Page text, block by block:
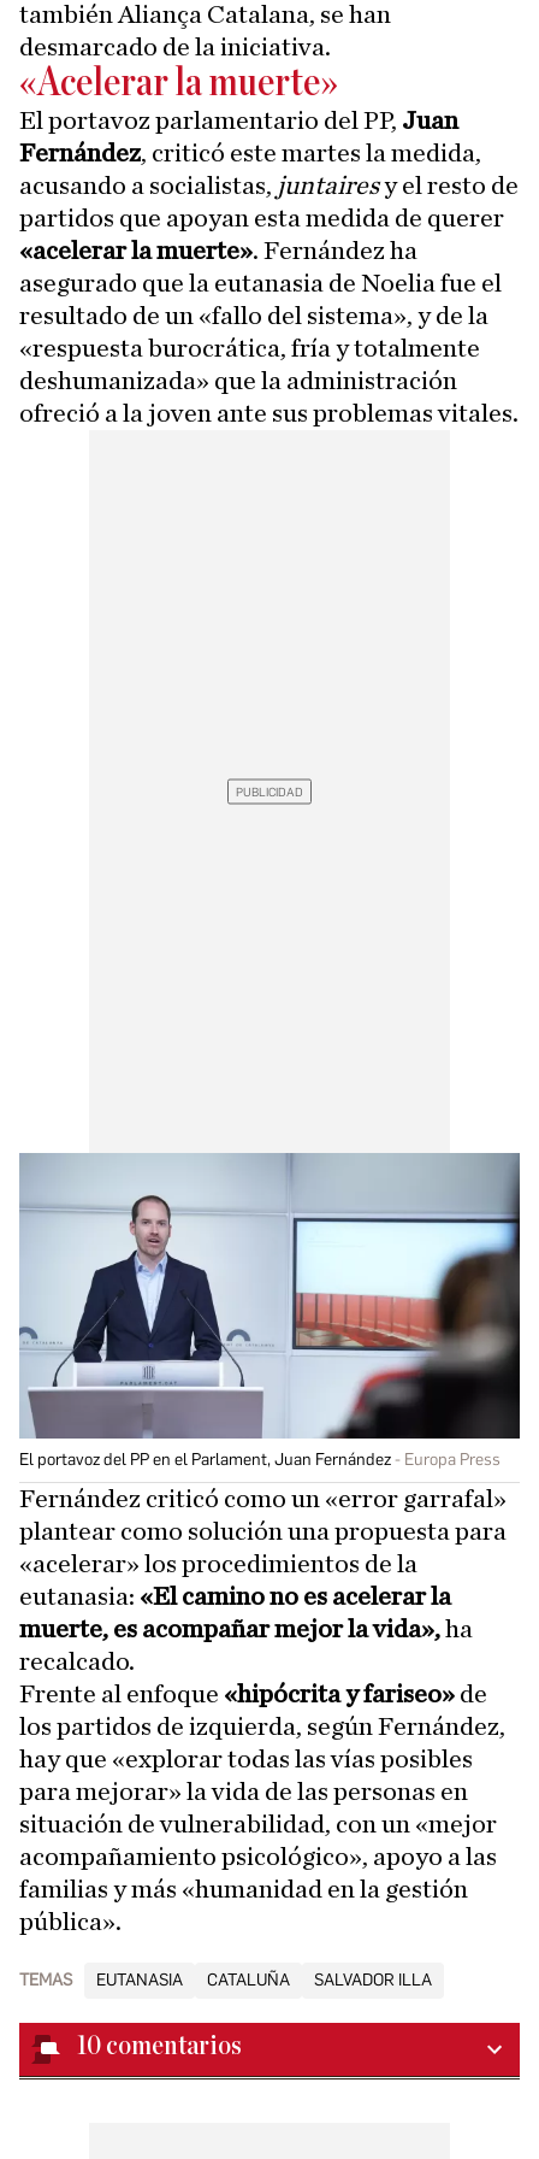
también Aliança Catalana, se han
desmarcado de la iniciativa.
«Acelerar la muerte»
El portavoz parlamentario del PP, Juan
Fernández, criticó este martes la medida,
acusando a socialistas, juntairesy el resto de
partidos que apoyan esta medida de querer
«acelerar la muerte». Fernández ha
asegurado que la eutanasia de Noelia fue el
resultado de un «fallo del sistema», y de la
«respuesta burocrática, fría y totalmente
deshumanizada» que la administración
ofreció a la joven ante sus problemas vitales.
El portavoz del PP en el Parlament, Juan Fernández Europa Press
Fernández criticó como un «error garrafal»
plantear como solución una propuesta para
«acelerar» los procedimientos de la
eutanasia: «El camino no es acelerar la
muerte, es acompañar mejor la vida»,ha
recalcado.
Frente al enfoque «hipócrita y fariseo» de
los partidos de izquierda, según Fernández,
hay que «explorar todas las vías posibles
para mejorar» la vida de las personas en
situación de vulnerabilidad, con un «mejor
acompañamiento psicológico», apoyo a las
familias y más «humanidad en la gestión
pública».
TEMAS EUTANASIA CATALUÑA SALVADOR ILLA
10 comentarios